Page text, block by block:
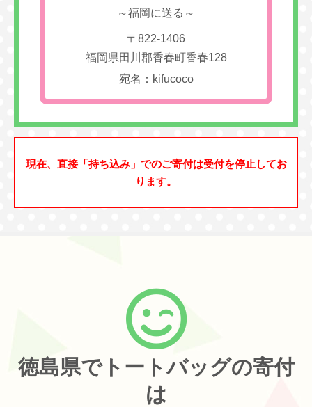
～福岡に送る～
〒822-1406
福岡県田川郡香春町香春128
宛名：kifucoco
現在、直接「持ち込み」でのご寄付は受付を停止してお
ります。
徳島県でトートバッグの寄付
は